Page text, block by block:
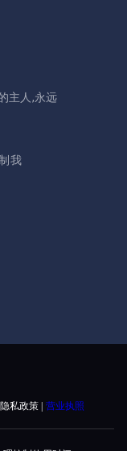
主人,永远
我
私政策 | 营业执照